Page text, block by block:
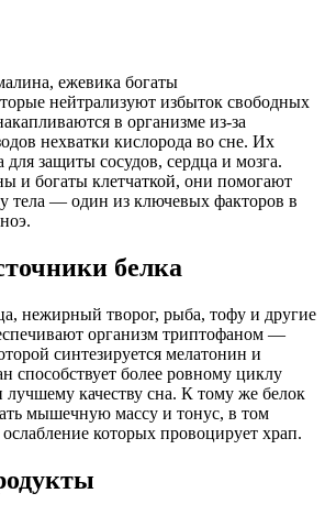
ежевика богаты
нейтрализуют избыток свободных
в организме из‑за
нехватки кислорода во сне. Их
для защиты сосудов, сердца и мозга.
и богаты клетчаткой, они помогают
тела — один из ключевых факторов в
белка
нежирный творог, рыба, тофу и другие
организм триптофаном —
синтезируется мелатонин и
способствует более ровному циклу
лучшему качеству сна. К тому же белок
мышечную массу и тонус, в том
которых провоцирует храп.